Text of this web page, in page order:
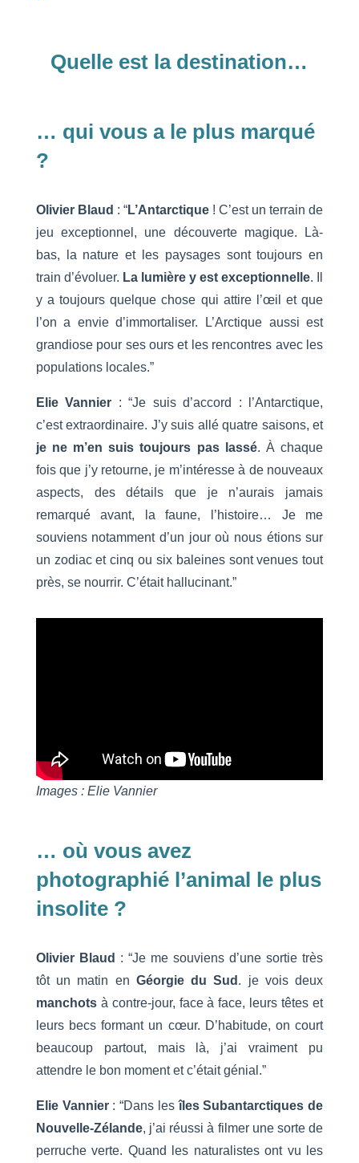
Quelle est la destination…
… qui vous a le plus marqué
?
Olivier Blaud : “L’Antarctique! C’est un terrain de
jeu exceptionnel, une découverte magique. Là-
bas, la nature et les paysages sont toujours en
train d’évoluer. La lumière y est exceptionnelle. Il
y a toujours quelque chose qui attire l’œil et que
l’on a envie d’immortaliser. L’Arctique aussi est
grandiose pour ses ours et les rencontres avec les
populations locales.”
Elie Vannier : “Je suis d’accord : l’Antarctique,
c’est extraordinaire. J’y suis allé quatre saisons, et
je ne m’en suis toujours pas lassé. À chaque
fois que j’y retourne, je m’intéresse à de nouveaux
aspects, des détails que je n’aurais jamais
remarqué avant, la faune, l’histoire… Je me
souviens notamment d’un jour où nous étions sur
un zodiac et cinq ou six baleines sont venues tout
près, se nourrir. C’était hallucinant.”
Images : Elie Vannier
… où vous avez
photographié l’animal le plus
insolite ?
Olivier Blaud : “Je me souviens d’une sortie très
tôt un matin en Géorgie du Sud . je vois deux
manchotsà contre-jour, face à face, leurs têtes et
leurs becs formant un cœur. D’habitude, on court
beaucoup partout, mais là, j’ai vraiment pu
attendre le bon moment et c’était génial.”
Elie Vannier : “Dans lesîles Subantarctiques de
Nouvelle-Zélande, j’ai réussi à filmer une sorte de
perruche verte. Quand les naturalistes ont vu les